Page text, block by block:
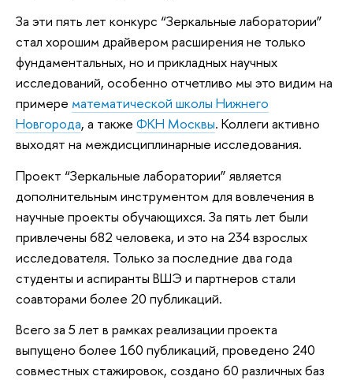
За эти пять лет конкурс “Зеркальные лаборатории”
стал хорошим драйвером расширения не только
фундаментальных, но и прикладных научных
исследований, особенно отчетливо мы это видим на
примере математической школы Нижнего
Новгорода, а также ФКН Москвы. Коллеги активно
выходят на междисциплинарные исследования.
Проект “Зеркальные лаборатории” является
дополнительным инструментом для вовлечения в
научные проекты обучающихся. За пять лет были
привлечены 682 человека, и это на 234 взрослых
исследователя. Только за последние два года
студенты и аспиранты ВШЭ и партнеров стали
соавторами более 20 публикаций.
Всего за 5 лет в рамках реализации проекта
выпущено более 160 публикаций, проведено 240
совместных стажировок, создано 60 различных баз